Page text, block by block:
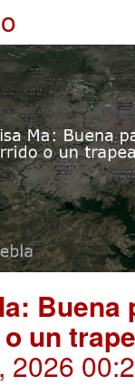
Buena
un
2026